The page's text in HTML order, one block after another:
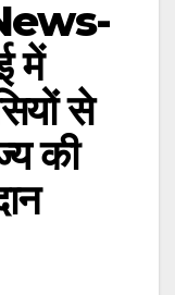
में
से
की